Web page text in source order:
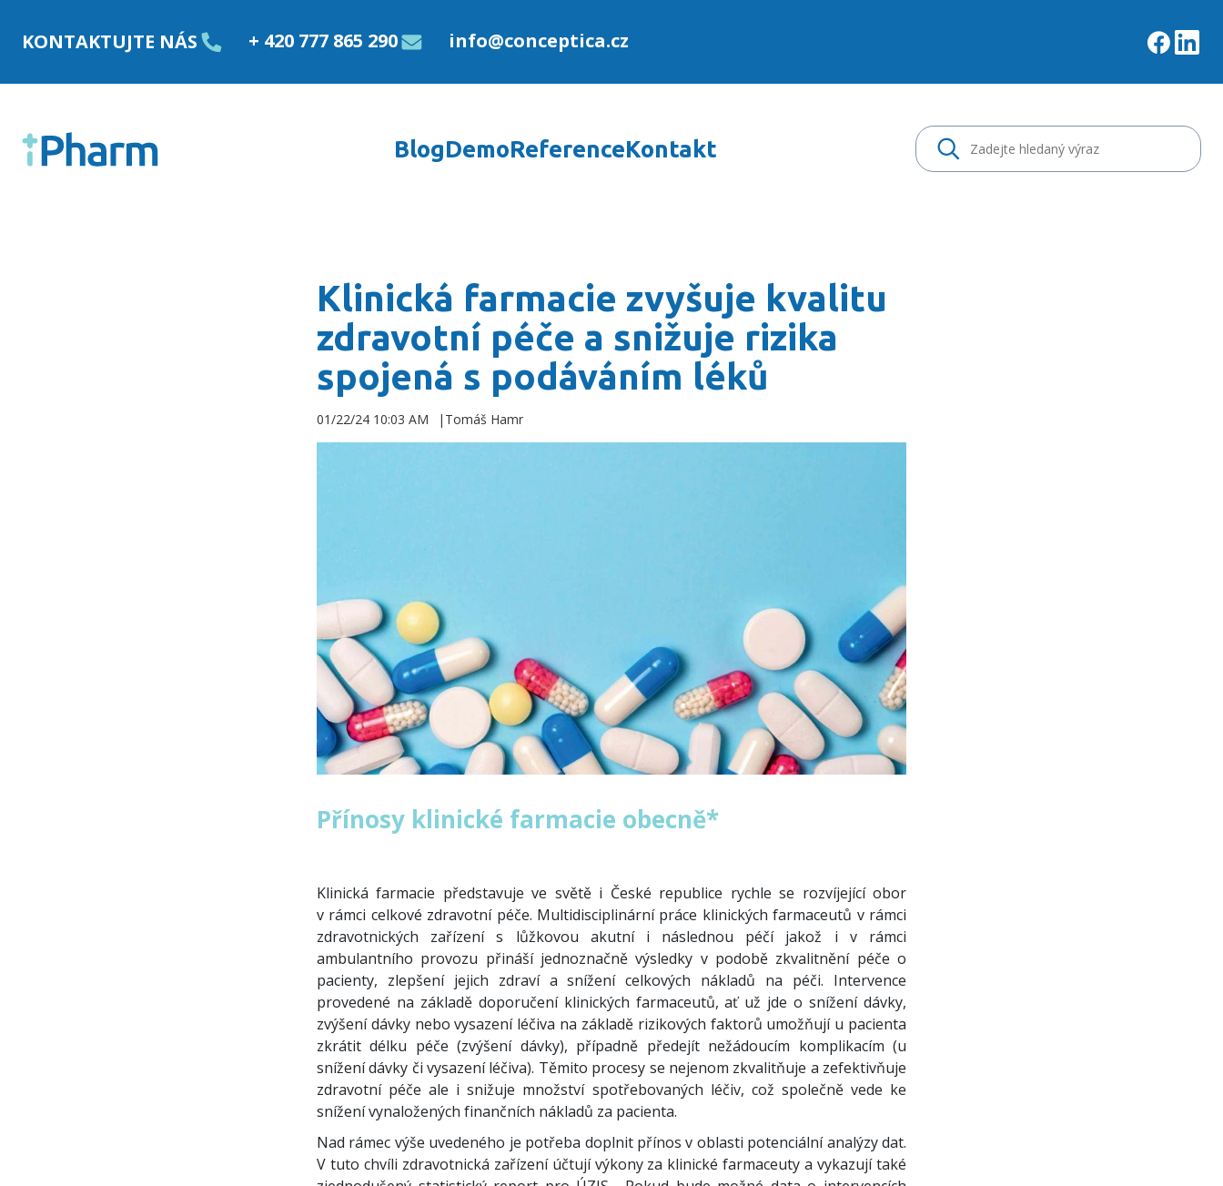
KONTAKTUJTE NÁS + 420 777 865 290 info@conceptica.cz
BlogDemoReferenceKontakt
Klinická farmacie zvyšuje kvalitu
zdravotní péče a snižuje rizika
spojená s podáváním léků
01/22/24 10:03 AM Tomáš Hamr
Přínosy klinické farmacie obecně*
Klinická farmacie představuje ve světě i České republice rychle se rozvíjející obor
v rámci celkové zdravotní péče. Multidisciplinární práce klinických farmaceutů v rámci
zdravotnických zařízení s lůžkovou akutní i následnou péčí jakož i v rámci
ambulantního provozu přináší jednoznačně výsledky v podobě zkvalitnění péče o
pacienty, zlepšení jejich zdraví a snížení celkových nákladů na péči. Intervence
provedené na základě doporučení klinických farmaceutů, ať už jde o snížení dávky,
zvýšení dávky nebo vysazení léčiva na základě rizikových faktorů umožňují u pacienta
zkrátit délku péče (zvýšení dávky), případně předejít nežádoucím komplikacím (u
snížení dávky či vysazení léčiva). Těmito procesy se nejenom zkvalitňuje a zefektivňuje
zdravotní péče ale i snižuje množství spotřebovaných léčiv, což společně vede ke
snížení vynaložených finančních nákladů za pacienta.
Nad rámec výše uvedeného je potřeba doplnit přínos v oblasti potenciální analýzy dat.
V tuto chvíli zdravotnická zařízení účtují výkony za klinické farmaceuty a vykazují také